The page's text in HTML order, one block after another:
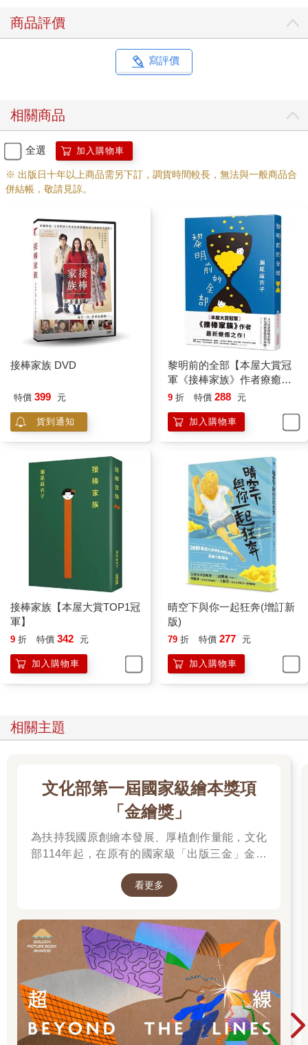
商品評價
寫評價
相關商品
全選 加入購物車
※ 出版日十年以上商品需另下訂，調貨時間較長，無法與一般商品合
併結帳，敬請見諒。
接棒家族 DVD
特價 399 元
貨到通知
黎明前的全部【本屋大賞冠
軍《接棒家族》作者療癒力
作】
9 折 特價 288 元
加入購物車
接棒家族【本屋大賞TOP1冠
軍】
9 折 特價 342 元
加入購物車
晴空下與你一起狂奔(增訂新
版)
79 折 特價 277 元
加入購物車
相關主題
文化部第一屆國家級繪本獎項
「金繪獎」
為扶持我國原創繪本發展、厚植創作量能，文化
部114年起，在原有的國家級「出版三金」金鼎
促進台灣圖文出版的多元發展。獎項分為「特別
「跨域應用獎」、「年度繪本獎」，以及「金繪
大獎」。
看更多